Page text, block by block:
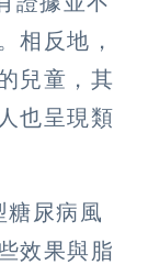
相反地，
兒童，其
也呈現類
糖尿病風
效果與脂